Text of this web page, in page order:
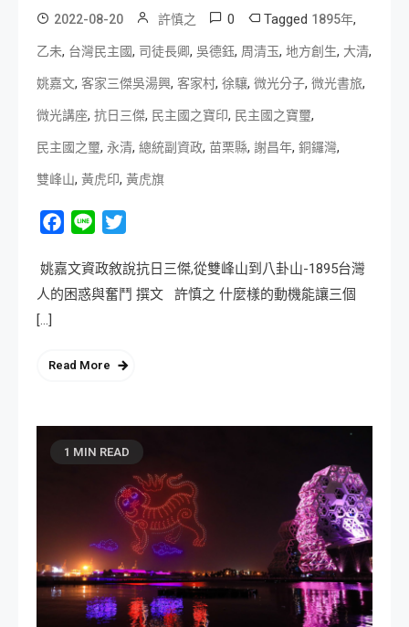
2022-08-20 許慎之 0 Tagged 1895年,
乙未, 台灣民主國, 司徒長卿, 吳德鈺, 周清玉, 地方創生, 大清,
姚嘉文, 客家三傑吳湯興, 客家村, 徐驤, 微光分子, 微光書旅,
微光講座, 抗日三傑, 民主國之寶印, 民主國之寶璽,
民主國之璽, 永清, 總統副資政, 苗栗縣, 謝昌年, 銅鑼灣,
雙峰山, 黃虎印, 黃虎旗
Facebook
Line
姚嘉文資政敘說抗日三傑,從雙峰山到八卦山-1895台灣
人的困惑與奮鬥 撰文 許慎之 什麼樣的動機能讓三個
[…]
Read More
1 MIN READ